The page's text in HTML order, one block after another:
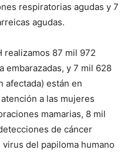
respiratorias agudas y 7
agudas.
realizamos 87 mil 972
embarazadas, y 7 mil 628
afectada) están en
a las mujeres
mamarias, 8 mil
de cáncer
del papiloma humano